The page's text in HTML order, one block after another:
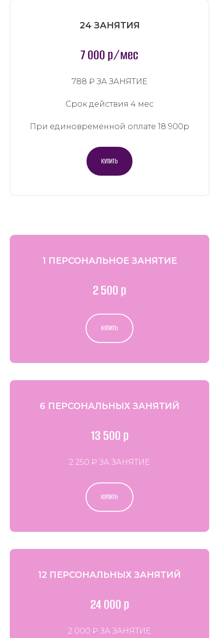
24 ЗАНЯТИЯ
7 000 р/мес
788 ₽ ЗА ЗАНЯТИЕ
Срок действия 4 мес
При единовременной оплате 18 900р
КУПИТЬ
1 ПЕРСОНАЛЬНОЕ ЗАНЯТИЕ
2 500 р
КУПИТЬ
6 ПЕРСОНАЛЬНЫХ ЗАНЯТИЙ
13 500 р
2 250 ₽ ЗА ЗАНЯТИЕ
КУПИТЬ
12 ПЕРСОНАЛЬНЫХ ЗАНЯТИЙ
24 000 р
2 000 ₽ ЗА ЗАНЯТИЕ